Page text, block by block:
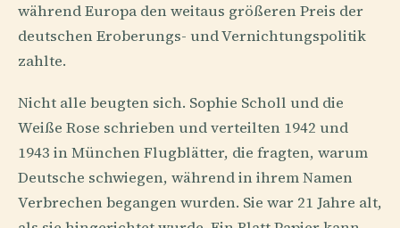
während Europa den weitaus größeren Preis der
deutschen Erobe­rungs- und Vernichtungspolitik
zahlte.
Nicht alle beugten sich. Sophie Scholl und die
Weiße Rose schrieben und verteilten 1942 und
1943 in München Flugblätter, die fragten, warum
Deutsche schwiegen, während in ihrem Namen
Verbrechen begangen wurden. Sie war 21 Jahre alt,